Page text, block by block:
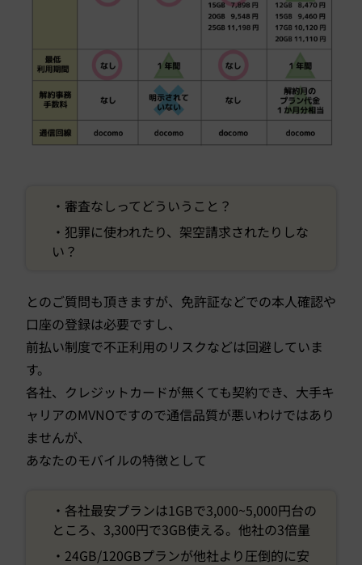
・審査なしってどういうこと？
・犯罪に使われたり、架空請求されたりしな
い？
とのご質問も頂きますが、免許証などでの本人確認や
口座の登録は必要ですし、
前払い制度で不正利用のリスクなどは回避していま
す。
各社、クレジットカードが無くても契約でき、大手キ
ャリアのMVNOですので通信品質が悪いわけではあり
ませんが、
あなたのモバイルの特徴として
・各社最安プランは1GBで3,000~5,000円台の
ところ、3,300円で3GB使える。他社の3倍量
・24GB/120GBプランが他社より圧倒的に安